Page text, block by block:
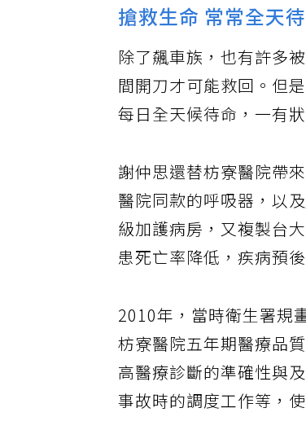
搶救生命 常常全天
除了飆車族，也有許多
間開刀才可能救回。但
每日全天候待命，一有
謝仲思還替枋寮醫院帶
醫院同款的呼吸器，以
級加護病房，又複製台
患死亡率降低，疾病預
2010年，當時衛生署規
枋寮醫院五年期醫療品
高醫療診斷的準確性與
事故時的調度工作等，